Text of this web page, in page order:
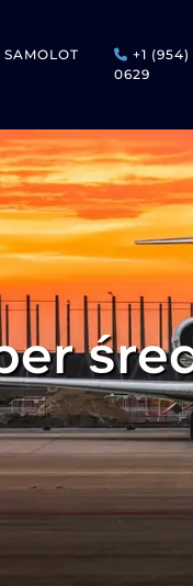
SAMOLOT
+1 (954)
0629